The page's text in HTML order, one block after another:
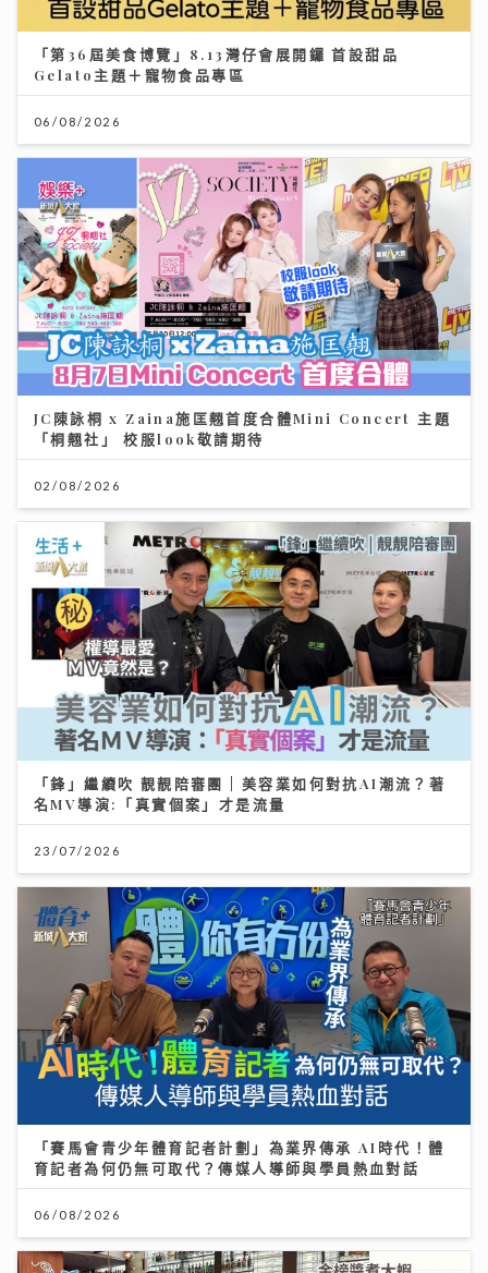
「第36屆美食博覽」8.13灣仔會展開鑼 首設甜品
Gelato主題＋寵物食品專區
06/08/2026
JC陳詠桐 x Zaina施匡翹首度合體Mini Concert 主題
「桐翹社」 校服look敬請期待
02/08/2026
「鋒」繼續吹 靚靚陪審團 | 美容業如何對抗AI潮流？著
名MV導演:「真實個案」才是流量
23/07/2026
「賽馬會青少年體育記者計劃」為業界傳承 AI時代！體
育記者為何仍無可取代？傳媒人導師與學員熱血對話
06/08/2026